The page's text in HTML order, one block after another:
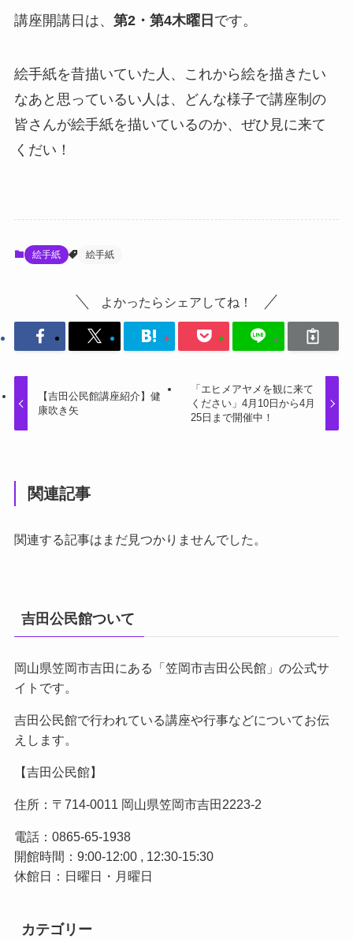
講座開講日は、 第2・第4木曜日 です。
絵手紙を昔描いていた人、これから絵を描きたい
なあと思っているい人は、どんな様子で講座制の
皆さんが絵手紙を描いているのか、ぜひ見に来て
くだい！
絵手紙 絵手紙
よかったらシェアしてね！
【吉田公民館講座紹介】健
康吹き矢
「エヒメアヤメを観に来て
ください」4月10日から4月
25日まで開催中！
関連記事
関連する記事はまだ見つかりませんでした。
吉田公民館ついて
岡山県笠岡市吉田にある「笠岡市吉田公民館」の公式サ
イトです。
吉田公民館で行われている講座や行事などについてお伝
えします。
【吉田公民館】
住所：〒714-0011 岡山県笠岡市吉田2223-2
電話：0865-65-1938
開館時間：9:00-12:00 , 12:30-15:30
休館日：日曜日・月曜日
カテゴリー